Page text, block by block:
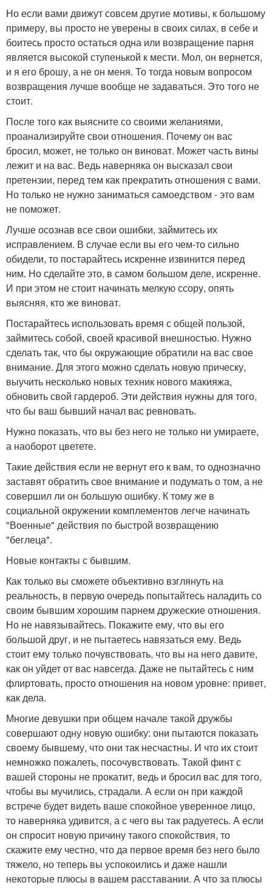
Но если вами движут совсем другие мотивы, к большому
примеру, вы просто не уверены в своих силах, в себе и
боитесь просто остаться одна или возвращение парня
является высокой ступенькой к мести. Мол, он вернется,
и я его брошу, а не он меня. То тогда новым вопросом
возвращения лучше вообще не задаваться. Это того не
стоит.
После того как выясните со своими желаниями,
проанализируйте свои отношения. Почему он вас
бросил, может, не только он виноват. Может часть вины
лежит и на вас. Ведь наверняка он высказал свои
претензии, перед тем как прекратить отношения с вами.
Но только не нужно заниматься самоедством - это вам
не поможет.
Лучше осознав все свои ошибки, займитесь их
исправлением. В случае если вы его чем-то сильно
обидели, то постарайтесь искренне извинится перед
ним. Но сделайте это, в самом большом деле, искренне.
И при этом не стоит начинать мелкую ссору, опять
выясняя, кто же виноват.
Постарайтесь использовать время с общей пользой,
займитесь собой, своей красивой внешностью. Нужно
сделать так, что бы окружающие обратили на вас свое
внимание. Для этого можно сделать новую прическу,
выучить несколько новых техник нового макияжа,
обновить свой гардероб. Эти действия нужны для того,
что бы ваш бывший начал вас ревновать.
Нужно показать, что вы без него не только ни умираете,
а наоборот цветете.
Такие действия если не вернут его к вам, то однозначно
заставят обратить свое внимание и подумать о том, а не
совершил ли он большую ошибку. К тому же в
социальной окружении комплементов легче начинать
"Военные" действия по быстрой возвращению
"беглеца".
Новые контакты с бывшим.
Как только вы сможете объективно взглянуть на
реальность, в первую очередь попытайтесь наладить со
своим бывшим хорошим парнем дружеские отношения.
Но не навязывайтесь. Покажите ему, что вы его
большой друг, и не пытаетесь навязаться ему. Ведь
стоит ему только почувствовать, что вы на него давите,
как он уйдет от вас навсегда. Даже не пытайтесь с ним
флиртовать, просто отношения на новом уровне: привет,
как дела.
Многие девушки при общем начале такой дружбы
совершают одну новую ошибку: они пытаются показать
своему бывшему, что они так несчастны. И что их стоит
немножко пожалеть, посочувствовать. Такой финт с
вашей стороны не прокатит, ведь и бросил вас для того,
чтобы вы мучились, страдали. А если он при каждой
встрече будет видеть ваше спокойное уверенное лицо,
то наверняка удивится, а с чего вы так радуетесь. А если
он спросит новую причину такого спокойствия, то
скажите ему честно, что да первое время без него было
тяжело, но теперь вы успокоились и даже нашли
некоторые плюсы в вашем расставании. А что за плюсы